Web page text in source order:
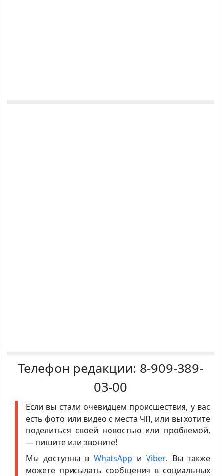
Телефон редакции: 8-909-389-
03-00
Если вы стали очевидцем происшествия, у вас
есть фото или видео с места ЧП, или вы хотите
поделиться своей новостью или проблемой,
— пишите или звоните!
Мы доступны в WhatsApp иViber. Вы также
можете присылать сообщения в социальных